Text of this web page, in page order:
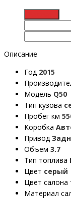
Описание
Год 2015
Модель Q50
Тип кузова
Пробег км
Коробка
Привод
Объем 3.7
Тип топлива
Цвет серый
Цвет салона
Материал